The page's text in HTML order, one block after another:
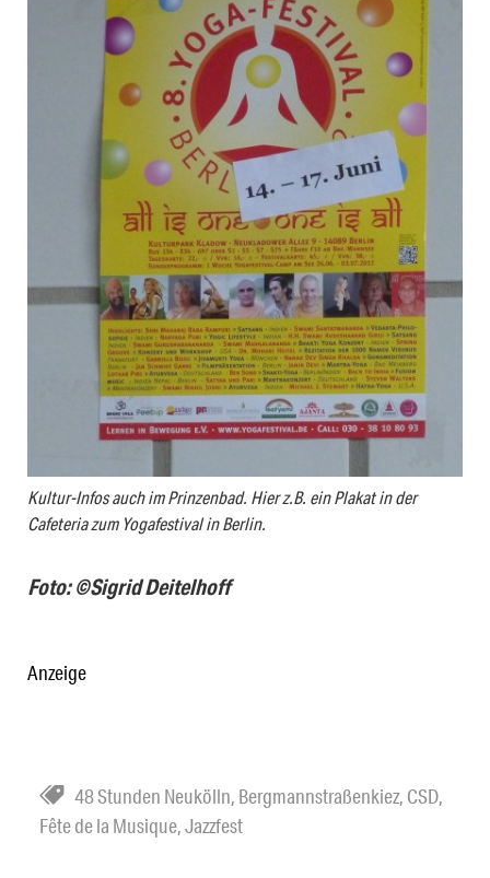
Kultur-Infos auch im Prinzenbad. Hier z.B. ein Plakat in der
Cafeteria zum Yogafestival in Berlin.
Foto: ©Sigrid Deitelhoff
Anzeige
48 Stunden Neukölln, Bergmannstraßenkiez, CSD,
Fête de la Musique,Jazzfest